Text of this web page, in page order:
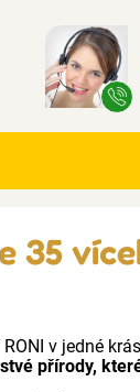
35
v jedné
přírody,